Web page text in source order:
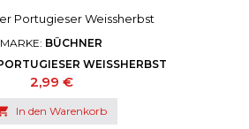
MARKE: BÜCHNER
WEISSHERBST
Preis
2,99 €
In den Warenkorb